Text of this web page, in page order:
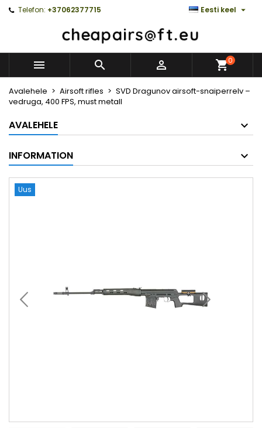
Telefon: +37062377715 Eesti keel 
   0
Avalehele Airsoft rifles
SVD Dragunov airsoft-snaiperrelv –
vedruga, 400 FPS, must metall
AVALEHELE
INFORMATION
Uus